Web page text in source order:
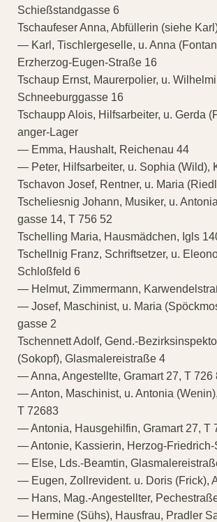
Schießstandgasse 6
Tschaufeser Anna, Abfüllerin (siehe
— Karl, Tischlergeselle, u. Anna
Erzherzog-Eugen-Straße 16
Tschaup Ernst, Maurerpolier, u.
Schneeburggasse 16
Tschaupp Alois, Hilfsarbeiter, u. Gerda
anger-Lager
— Emma, Haushalt, Reichenau 44
— Peter, Hilfsarbeiter, u. Sophia (Wild),
Tschavon Josef, Rentner, u. Maria
Tscheliesnig Johann, Musiker, u.
gasse 14, T 756 52
Tschelling Maria, Hausmädchen, Igls
Tschellnig Franz, Schriftsetzer, u.
Schloßfeld 6
— Helmut, Zimmermann,
— Josef, Maschinist, u. Maria
gasse 2
Tschennett Adolf, Gend.-
(Sokopf), Glasmalereistraße 4
— Anna, Angestellte, Gramart 27, T 726
— Anton, Maschinist, u. Antonia
T 72683
— Antonia, Hausgehilfin, Gramart 27, T
— Antonie, Kassierin, Herzog-Friedrich-
— Else, Lds.-Beamtin,
— Eugen, Zollrevident. u. Doris (Frick),
— Hans, Mag.-Angestellter,
— Hermine (Sühs), Hausfrau, Pradler